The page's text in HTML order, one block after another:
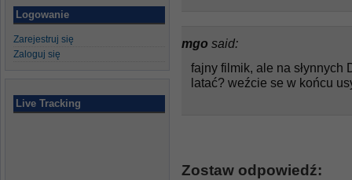
Logowanie
Zarejestruj się
Zaloguj się
Live Tracking
mgo said:
fajny filmik, ale na słynnych
latać? weźcie se w końcu
Zostaw odpowiedź: